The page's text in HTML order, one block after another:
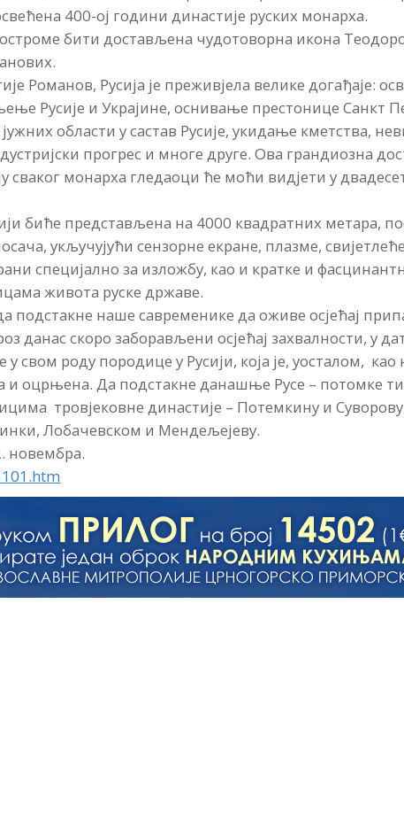
400-ој години династије руских монарха.
бити достављена чудотоворна икона
Романов, Русија је преживјела велике догађаје:
Русије и Украјине, оснивање престонице Санкт
области у састав Русије, укидање кметства,
прогрес и многе друге. Ова грандиозна
сваког монарха гледаоци ће моћи видјети у
биће представљена на 4000 квадратних метара,
укључујући сензорне екране, плазме,
специјално за изложбу, као и кратке и
живота руске државе.
подстакне наше савременике да оживе осјећај
данас скоро заборављени осјећај захвалности, у
свом роду породице у Русији, која је, уосталом, као
и оцрњена. Да подстакне данашње Русе – потомке
тровјековне династије – Потемкину и
Лобачевском и Мендељејеву.
новембра.